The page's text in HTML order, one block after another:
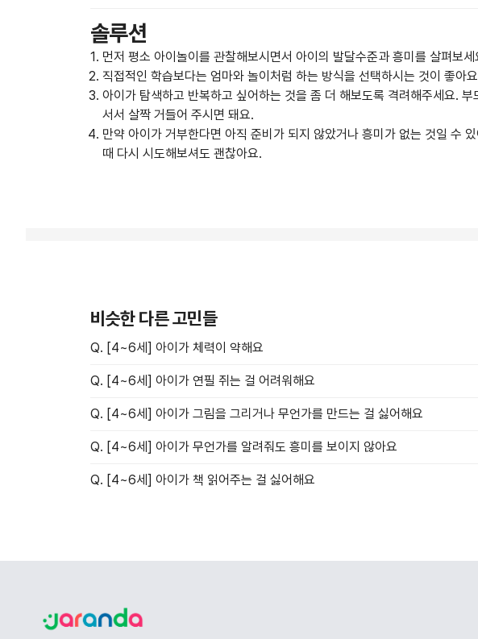
솔루션
먼저 평소 아이놀이를 관찰해보시면서 아이의 발달수준과 흥미를 살펴보세
직접적인 학습보다는 엄마와 놀이처럼 하는 방식을 선택하시는 것이 좋아
아이가 탐색하고 반복하고 싶어하는 것을 좀 더 해보도록 격려해주세요. 부
서서 살짝 거들어 주시면 돼요.
만약 아이가 거부한다면 아직 준비가 되지 않았거나 흥미가 없는 것일 수
때 다시 시도해보셔도 괜찮아요.
비슷한 다른 고민들
Q. [4~6세] 아이가 체력이 약해요
Q. [4~6세] 아이가 연필 쥐는 걸 어려워해요
Q. [4~6세] 아이가 그림을 그리거나 무언가를 만드는 걸 싫어해요
Q. [4~6세] 아이가 무언가를 알려줘도 흥미를 보이지 않아요
Q. [4~6세] 아이가 책 읽어주는 걸 싫어해요